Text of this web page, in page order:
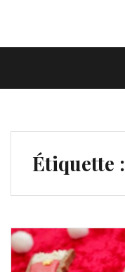
Étiquette :